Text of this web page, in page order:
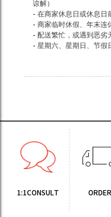
谅解）
- 在商家休息日或休息日
- 商家临时休假、年末连
- 配送繁忙，或遇到恶劣
- 星期六、星期日、节假
1:1CONSULT ORDER